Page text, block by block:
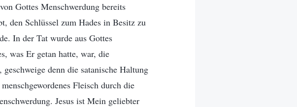
Gottes Menschwerdung bereits
den Schlüssel zum Hades in Besitz zu
In der Tat wurde aus Gottes
was Er getan hatte, war, die
denn die satanische Haltung
Fleisch durch die
Jesus ist Mein geliebter